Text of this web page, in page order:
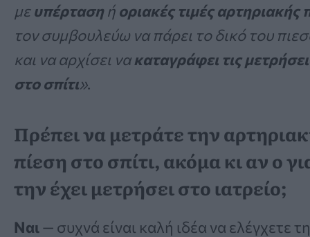
μευπέρτασηή οριακές τιμές αρτηριακής
τον συμβουλεύω να πάρει το δικό του
και να αρχίσει νακαταγράφει τις
στο σπίτι».
Πρέπει να μετράτε την
πίεση στο σπίτι, ακόμα κι αν ο
την έχει μετρήσει στο ιατρείο;
Ναι— συχνά είναι καλή ιδέα να ελέγχετε